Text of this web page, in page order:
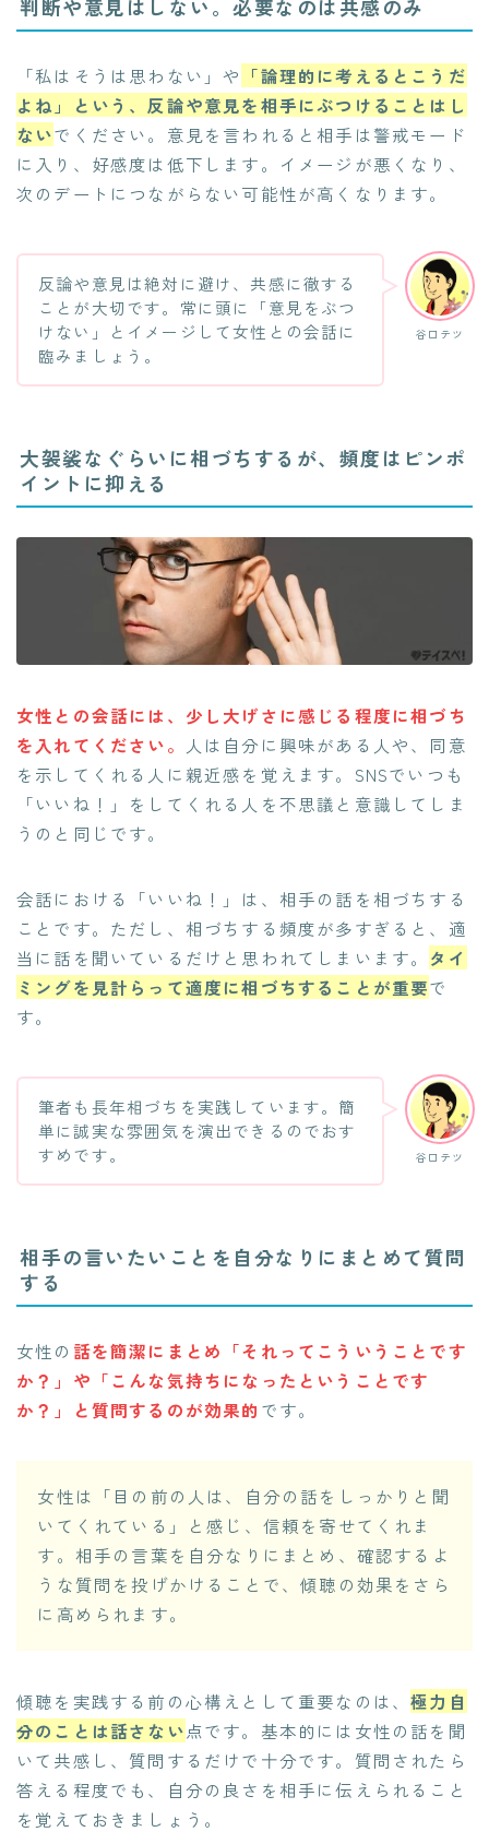
判断や意見はしない。必要なのは共感のみ
「私はそうは思わない」や 「論理的に考えるとこうだ
よね」という、反論や意見を相手にぶつけることはし
ないでください。意見を言われると相手は警戒モード
に入り、好感度は低下します。イメージが悪くなり、
次のデートにつながらない可能性が高くなります。
谷口テツ
反論や意見は絶対に避け、共感に徹する
ことが大切です。常に頭に「意見をぶつ
けない」とイメージして女性との会話に
臨みましょう。
大袈裟なぐらいに相づちするが、頻度はピンポ
イントに抑える
女性との会話には、少し大げさに感じる程度に相づち
を入れてください。
人は自分に興味がある人や、同意
を示してくれる人に親近感を覚えます。SNSでいつも
「いいね！」をしてくれる人を不思議と意識してしま
うのと同じです。
会話における「いいね！」は、相手の話を相づちする
ことです。ただし、相づちする頻度が多すぎると、適
当に話を聞いているだけと思われてしまいます。 タイ
ミングを見計らって適度に相づちすることが重要で
す。
谷口テツ
筆者も長年相づちを実践しています。簡
単に誠実な雰囲気を演出できるのでおす
すめです。
相手の言いたいことを自分なりにまとめて質問
する
女性の 話を簡潔にまとめ「それってこういうことです
か？」や「こんな気持ちになったということです
か？」と質問するのが効果的 です。
女性は「目の前の人は、自分の話をしっかりと聞
いてくれている」と感じ、信頼を寄せてくれま
す。相手の言葉を自分なりにまとめ、確認するよ
うな質問を投げかけることで、傾聴の効果をさら
に高められます。
傾聴を実践する前の心構えとして重要なのは、極力自
分のことは話さない点です。基本的には女性の話を聞
いて共感し、質問するだけで十分です。質問されたら
答える程度でも、自分の良さを相手に伝えられること
を覚えておきましょう。